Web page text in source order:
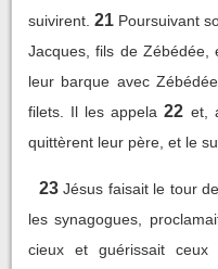
suivirent. 21 Poursuivant
Jacques, fils de
leur barque avec
filets. Il les appela 22 et,
quittèrent leur père, et le
23 Jésus faisait le tour
les synagogues,
cieux et guérissait